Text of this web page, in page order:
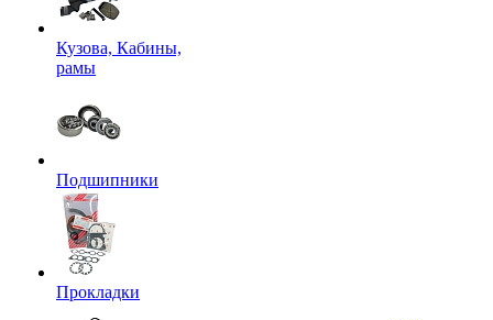
Кузова, Кабины,
рамы
Подшипники
Прокладки